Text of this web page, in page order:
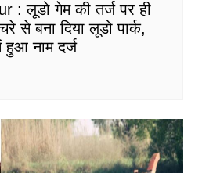
: लूडो गेम की तर्ज पर ही
से बना दिया लूडो पार्क,
हुआ नाम दर्ज